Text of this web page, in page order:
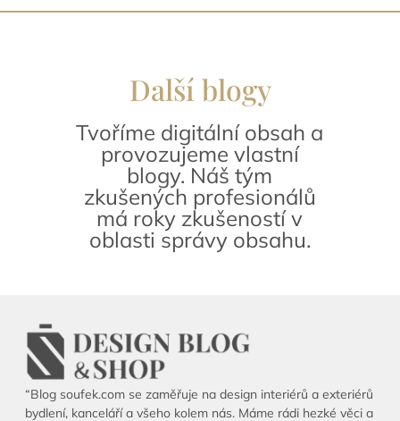
Další blogy
Tvoříme digitální obsah a
provozujeme vlastní
blogy. Náš tým
zkušených profesionálů
má roky zkušeností v
oblasti správy obsahu.
“Blog soufek.com se zaměřuje na design interiérů a exteriérů
bydlení, kanceláří a všeho kolem nás. Máme rádi hezké věci a